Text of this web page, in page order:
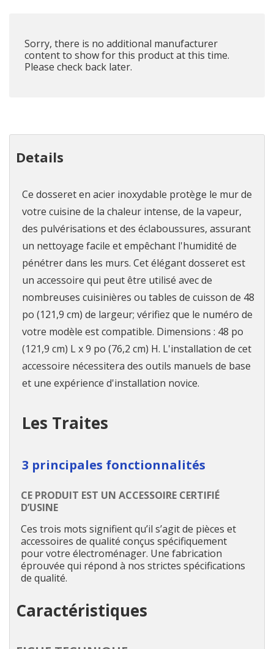
Sorry, there is no additional manufacturer
content to show for this product at this time.
Please check back later.
Details
Ce dosseret en acier inoxydable protège le mur de
votre cuisine de la chaleur intense, de la vapeur,
des pulvérisations et des éclaboussures, assurant
un nettoyage facile et empêchant l'humidité de
pénétrer dans les murs. Cet élégant dosseret est
un accessoire qui peut être utilisé avec de
nombreuses cuisinières ou tables de cuisson de 48
po (121,9 cm) de largeur; vérifiez que le numéro de
votre modèle est compatible. Dimensions : 48 po
(121,9 cm) L x 9 po (76,2 cm) H. L'installation de cet
accessoire nécessitera des outils manuels de base
et une expérience d'installation novice.
Les Traites
3 principales fonctionnalités
CE PRODUIT EST UN ACCESSOIRE CERTIFIÉ
D’USINE
Ces trois mots signifient qu’il s’agit de pièces et
accessoires de qualité conçus spécifiquement
pour votre électroménager. Une fabrication
éprouvée qui répond à nos strictes spécifications
de qualité.
Caractéristiques